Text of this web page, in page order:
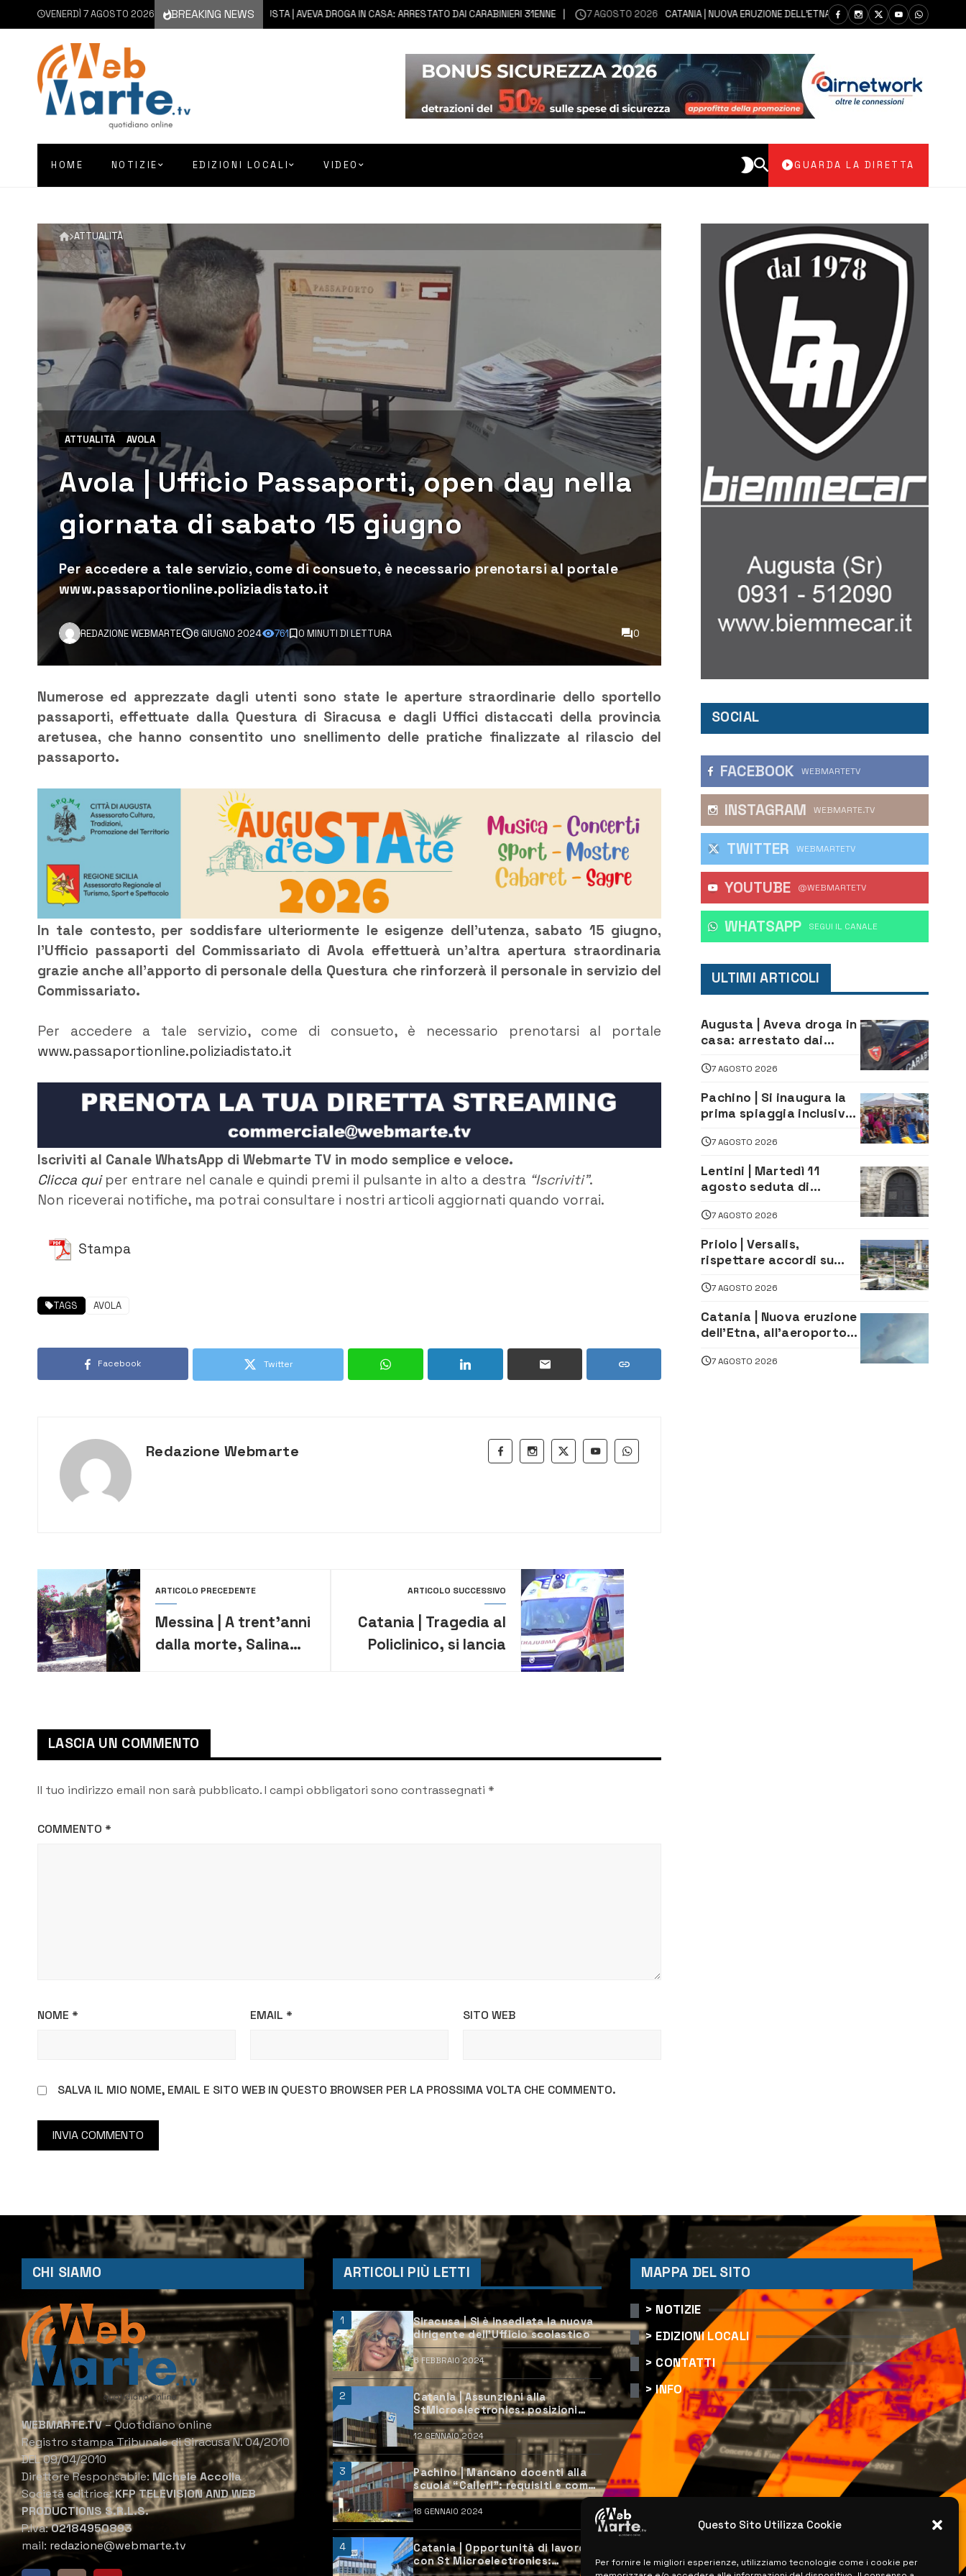
Questo Sito Utilizza Cookie
Per fornire le migliori esperienze, utilizziamo tecnologie come i cookie per
VENERDÌ 7 AGOSTO 2026 BREAKING NEWS
7 AGOSTO 2026 AUGUSTA | AVEVA DROGA IN CASA: ARRESTATO DAI CARABINIERI 31ENNE 7 AGOSTO 2026 CATANIA | NUOVA ERUZIONE DELL’ETNA, ALL’AEROPORTO BELLINI VOLI IN
HOME NOTIZIE EDIZIONI LOCALI VIDEO GUARDA LA DIRETTA
ATTUALITÀ
ATTUALITÀ AVOLA
Avola | Ufficio Passaporti, open day nella
giornata di sabato 15 giugno
Per accedere a tale servizio, come di consueto, è necessario prenotarsi al portale
www.passaportionline.poliziadistato.it
REDAZIONE WEBMARTE 6 GIUGNO 2024 761 0 MINUTI DI LETTURA 0
Numerose ed apprezzate dagli utenti sono state le aperture straordinarie dello sportello
passaporti, effettuate dalla Questura di Siracusa e dagli Uffici distaccati della provincia
aretusea, che hanno consentito uno snellimento delle pratiche finalizzate al rilascio del
passaporto.
In tale contesto, per soddisfare ulteriormente le esigenze dell’utenza, sabato 15 giugno,
l’Ufficio passaporti del Commissariato di Avola effettuerà un’altra apertura straordinaria
grazie anche all’apporto di personale della Questura che rinforzerà il personale in servizio del
Commissariato.
Per accedere a tale servizio, come di consueto, è necessario prenotarsi al portale
www.passaportionline.poliziadistato.it
Iscriviti al Canale WhatsApp di Webmarte TV in modo semplice e veloce.
Clicca quiper entrare nel canale e quindi premi il pulsante in alto a destra “Iscriviti”.
Non riceverai notifiche, ma potrai consultare i nostri articoli aggiornati quando vorrai.
Stampa
TAGS AVOLA
Facebook Twitter
Redazione Webmarte
ARTICOLO PRECEDENTE
Messina | A trent’anni
dalla morte, Salina
ARTICOLO SUCCESSIVO
Catania | Tragedia al
Policlinico, si lancia
LASCIA UN COMMENTO
Il tuo indirizzo email non sarà pubblicato.I campi obbligatori sono contrassegnati *
COMMENTO *
NOME * EMAIL * SITO WEB
SALVA IL MIO NOME, EMAIL E SITO WEB IN QUESTO BROWSER PER LA PROSSIMA VOLTA CHE COMMENTO.
SOCIAL
FACEBOOK WEBMARTETV
INSTAGRAM WEBMARTE.TV
TWITTER WEBMARTETV
YOUTUBE @WEBMARTETV
WHATSAPP ‎SEGUI IL CANALE
ULTIMI ARTICOLI
Augusta | Aveva droga in
casa: arrestato dai
7 AGOSTO 2026
Pachino | Si inaugura la
prima spiaggia inclusiva
assistenza e prevenzione
aperte a tutti
7 AGOSTO 2026
Lentini | Martedì 11
agosto seduta di
7 AGOSTO 2026
Priolo | Versalis,
rispettare accordi su
lavoro. Il sindaco scrive
alla società
7 AGOSTO 2026
Catania | Nuova eruzione
dell’Etna, all’aeroporto
dirottati
7 AGOSTO 2026
CHI SIAMO
WEBMARTE.TV– Quotidiano online
Registro stampa Tribunale di Siracusa N. 04/2010
DEL 09/04/2010
Direttore Responsabile:Michele Accolla
Società editrice:KFP TELEVISION AND WEB
PRODUCTIONS S.R.L.S.
P.Iva:02184950893
mail: redazione@webmarte.tv
ARTICOLI PIÙ LETTI
1
Siracusa | Si è insediata la nuova
dirigente dell’Ufficio scolastico
6 FEBBRAIO 2024
2
Catania | Assunzioni alla
StMicroelectronics: posizioni
aperte e come candidarsi
12 GENNAIO 2024
3
Pachino | Mancano docenti alla
scuola “Calleri”: requisiti e come
candidarsi
18 GENNAIO 2024
4
Catania | Opportunità di lavoro
con St Microelectronics:
MAPPA DEL SITO
> NOTIZIE
> EDIZIONI LOCALI
> CONTATTI
> INFO